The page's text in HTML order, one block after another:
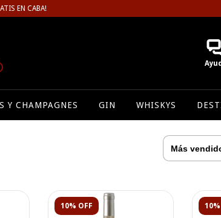
EN CABA!
Y CHAMPAGNES GIN WHISKYS
10% OFF 10%